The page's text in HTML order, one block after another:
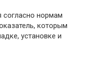
согласно нормам
которым
установке и